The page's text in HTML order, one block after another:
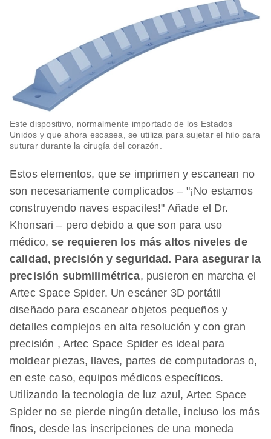
Este dispositivo, normalmente importado de los Estados
Unidos y que ahora escasea, se utiliza para sujetar el hilo para
suturar durante la cirugía del corazón.
Estos elementos, que se imprimen y escanean no
son necesariamente complicados – "¡No estamos
construyendo naves espaciles!" Añade el Dr.
Khonsari – pero debido a que son para uso
médico,se requieren los más altos niveles de
calidad, precisión y seguridad. Para asegurar la
precisión submilimétrica, pusieron en marcha el
Artec Space Spider. Un escáner 3D portátil
diseñado para escanear objetos pequeños y
detalles complejos en alta resolución y con gran
precisión , Artec Space Spider es ideal para
moldear piezas, llaves, partes de computadoras o,
en este caso, equipos médicos específicos.
Utilizando la tecnología de luz azul, Artec Space
Spider no se pierde ningún detalle, incluso los más
finos, desde las inscripciones de una moneda